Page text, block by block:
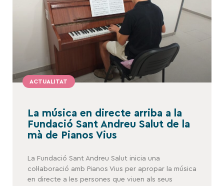
ACTUALITAT
La música en directe arriba a la
Fundació Sant Andreu Salut de la
mà de Pianos Vius
La Fundació Sant Andreu Salut inicia una
col·laboració amb Pianos Vius per apropar la música
en directe a les persones que viuen als seus